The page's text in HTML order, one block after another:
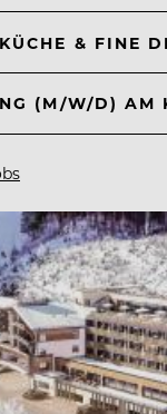
& FINE
(M/W/D) AM